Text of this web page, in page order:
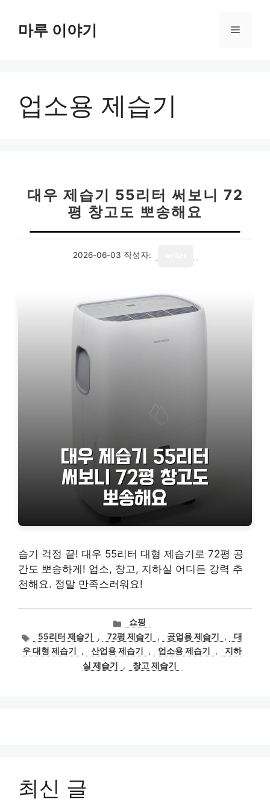
마루 이야기 메
업소용 제습기
대우 제습기 55리터 써보니 72
평 창고도 뽀송해요
2026-06-03 작성자:
습기 걱정 끝! 대우 55리터 대형 제습기로 72평 공
간도 뽀송하게! 업소, 창고, 지하실 어디든 강력 추
천해요. 정말 만족스러워요!
카
테
고
리
쇼핑
태
그
55리터 제습기 , 72평 제습기 , 공업용 제습기 ,
대
우 대형 제습기
, 산업용 제습기 , 업소용 제습기 ,
지하
실 제습기
, 창고 제습기
최신 글